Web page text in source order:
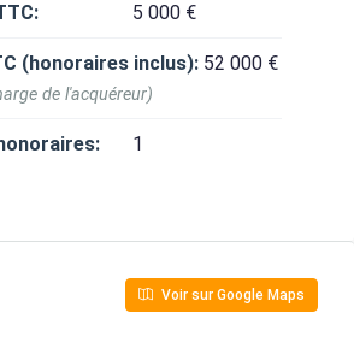
5 000 €
(honoraires inclus): 52 000 €
de l'acquéreur)
1
Voir sur Google Maps